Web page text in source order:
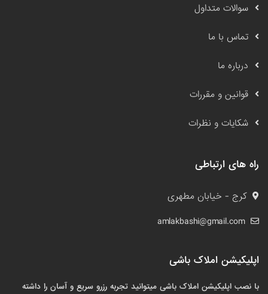
سوالات متداول
تماس با ما
درباره ما
قوانین و مقررات
شکایات و نظرات
راه های ارتباطی
کرج - خیابان مطهری
amlakbashi@gmail.com
اپلیکیشن املاک باشی
با نصب اپلیکیشن املاک باشی میتوانید تجربه رزرو سریع و آسان را داشته